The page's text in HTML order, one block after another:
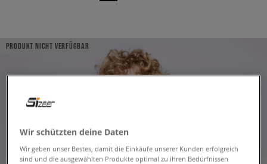
PRODUKT NICHT VERFÜGBAR
Wir schützten deine Daten
Wir geben unser Bestes, damit die Einkäufe unserer Kunden erfolgreich
sind und die ausgewählten Produkte optimal zu ihren Bedürfnissen